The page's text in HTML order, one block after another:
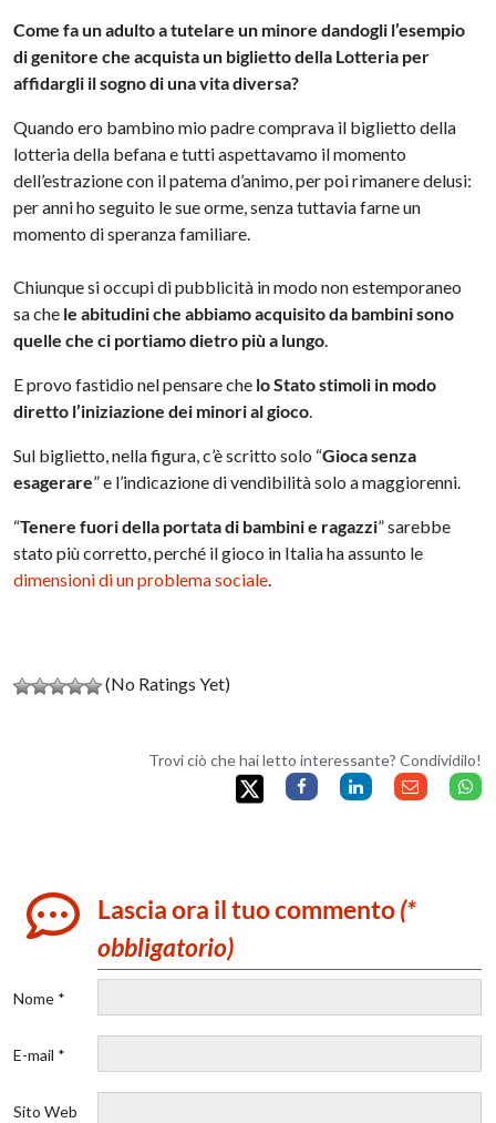
Come fa un adulto a tutelare un minore dandogli l’esempio
di genitore che acquista un biglietto della Lotteria per
affidargli il sogno di una vita diversa?
Quando ero bambino mio padre comprava il biglietto della
lotteria della befana e tutti aspettavamo il momento
dell’estrazione con il patema d’animo, per poi rimanere delusi:
per anni ho seguito le sue orme, senza tuttavia farne un
momento di speranza familiare.
Chiunque si occupi di pubblicità in modo non estemporaneo
sa che le abitudini che abbiamo acquisito da bambini sono
quelle che ci portiamo dietro più a lungo.
E provo fastidio nel pensare che lo Statostimoli in modo
diretto l’iniziazione dei minori al gioco.
Sul biglietto, nella figura, c’è scritto solo “Gioca senza
esagerare” e l’indicazione di vendibilità solo a maggiorenni.
“Tenere fuori della portata di bambini e ragazzi” sarebbe
stato più corretto, perché il gioco in Italia ha assunto le
dimensioni di un problema sociale.
(No Ratings Yet)
Trovi ciò che hai letto interessante? Condividilo!
Lascia ora il tuo commento(*
obbligatorio)
Nome *
E-mail *
Sito Web